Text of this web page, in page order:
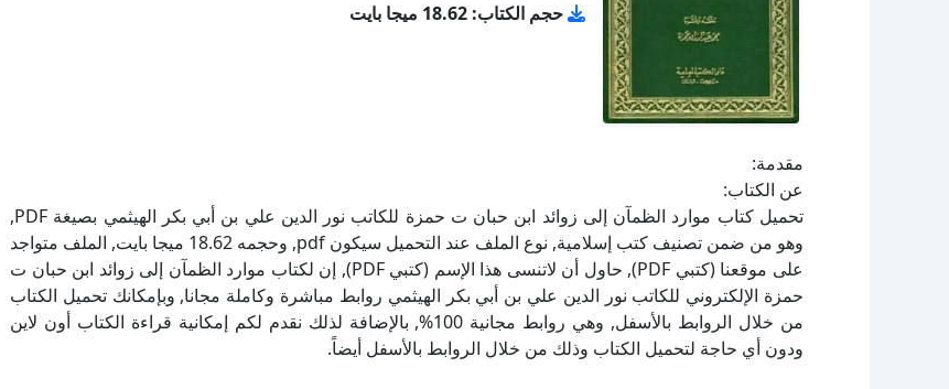
حجم الكتاب: 18.62 ميجا بايت
مقدمة:
عن الكتاب:
تحميل كتاب موارد الظمآن إلى زوائد ابن حبان ت حمزة للكاتب نور الدين علي بن أبي بكر الهيثمي بصيغة PDF,
وهو من ضمن تصنيف كتب إسلامية, نوع الملف عند التحميل سيكون pdf, وحجمه 18.62 ميجا بايت, الملف متواجد
على موقعنا (كتبي PDF), حاول أن لاتنسى هذا الإسم (كتبي PDF), إن لكتاب موارد الظمآن إلى زوائد ابن حبان ت
حمزة الإلكتروني للكاتب نور الدين علي بن أبي بكر الهيثمي روابط مباشرة وكاملة مجانا, وبإمكانك تحميل الكتاب
من خلال الروابط بالأسفل, وهي روابط مجانية 100%, بالإضافة لذلك نقدم لكم إمكانية قراءة الكتاب أون لاين
ودون أي حاجة لتحميل الكتاب وذلك من خلال الروابط بالأسفل أيضاً.